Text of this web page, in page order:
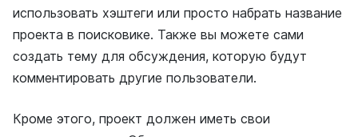
использовать хэштеги или просто набрать название
проекта в поисковике. Также вы можете сами
создать тему для обсуждения, которую будут
комментировать другие пользователи.
Кроме этого, проект должен иметь свои